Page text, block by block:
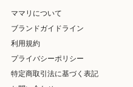
ママリについて
ブランドガイドライン
利用規約
プライバシーポリシー
特定商取引法に基づく表記